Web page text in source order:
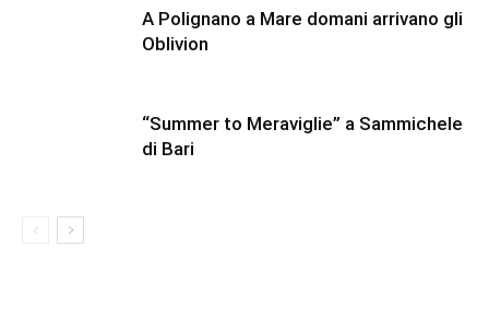
A Polignano a Mare domani arrivano gli
Oblivion
“Summer to Meraviglie” a Sammichele
di Bari